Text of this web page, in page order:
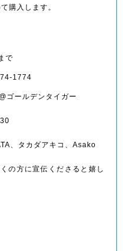
購入します。
で
1774
ゴールデンタイガー
、タカダアキコ、Asako
の方に宣伝くださると嬉し